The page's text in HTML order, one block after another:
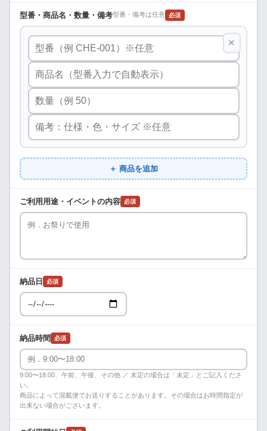
型番・商品名・数量・備考型番・備考は任意 必須
×
＋ 商品を追加
ご利用用途・イベントの内容 必須
納品日 必須
納品時間 必須
9:00〜18:00、午前、午後、その他 ／ 未定の場合は「未定」とご記入くださ
い。
商品によって混載便でお送りすることがあります。その場合はお時間指定が
出来ない場合がございます。